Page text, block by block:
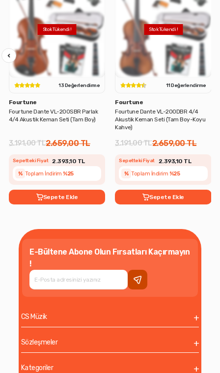
13 Değerlendirme
Fourtune
Fourtune Dante VL-200SBR Parlak
4/4 Akustik Keman Seti (Tam Boy)
3.191,00 TL2.659,00 TL
Sepetteki Fiyat 2.393,10 TL
% Toplam İndirim %25
Sepete Ekle
11 Değerlendirme
Fourtune
Fourtune Dante VL-200DBR 4/4
Akustik Keman Seti (Tam Boy-Koyu
Kahve)
3.191,00 TL2.659,00 TL
Sepetteki Fiyat 2.393,10 TL
% Toplam İndirim %25
Sepete Ekle
E-Bültene Abone Olun Fırsatları Kaçırmayın
!
CS Müzik
Sözleşmeler
Kategoriler